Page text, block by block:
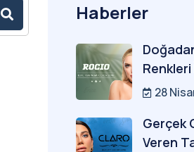
Haberler
28
Gerçek
Veren